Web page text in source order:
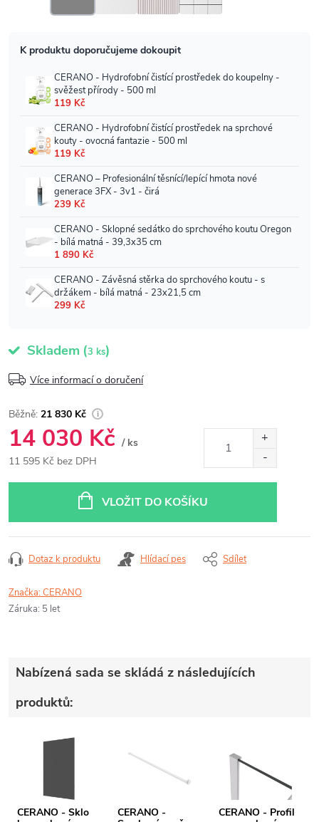
Skladem (3 ks)
Více informací o doručení
21 830 Kč
14 030 Kč / ks
11 595 Kč bez DPH
VLOŽIT DO KOŠÍKU
Dotaz k produktu Hlídací pes Sdílet
Značka:CERANO
Záruka: 5 let
Nabízená sada se skládá z následujících
produktů:
CERANO - Sklo
CERANO -
CERANO - Profil